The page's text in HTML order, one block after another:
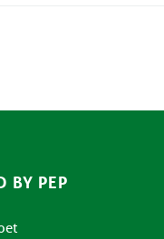
BY PEP